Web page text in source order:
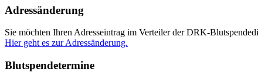
Adressänderung
Sie möchten Ihren Adresseintrag im Verteiler der DRK-
Hier geht es zur Adressänderung.
Blutspendetermine